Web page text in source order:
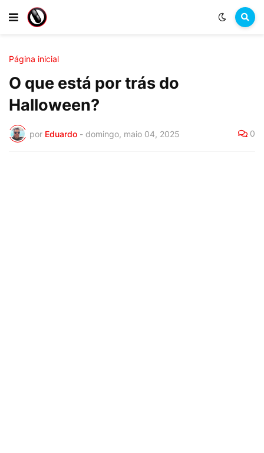
Página inicial
O que está por trás do
Halloween?
por Eduardo - domingo, maio 04, 2025 0